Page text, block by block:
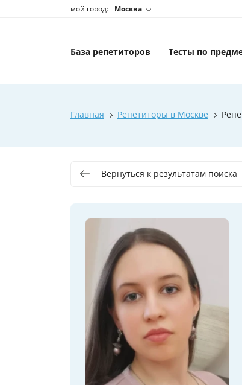
мой город: Москва
База репетиторов Тесты по
Главная Репетиторы в Москве
Вернуться к результатам поиска